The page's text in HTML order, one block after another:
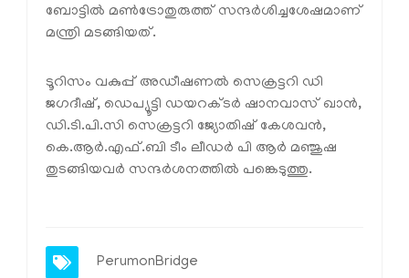
ബോട്ടില്‍ മണ്‍ട്രോതുരുത്ത് സന്ദര്‍ശിച്ചശേഷമാണ്
മന്ത്രി മടങ്ങിയത്.
ടൂറിസം വകുപ്പ് അഡീഷണല്‍ സെക്രട്ടറി ഡി
ജഗദീഷ്, ഡെപ്യൂട്ടി ഡയറക്ടര്‍ ഷാനവാസ് ഖാന്‍,
ഡി.ടി.പി.സി സെക്രട്ടറി ജ്യോതിഷ് കേശവന്‍,
കെ.ആര്‍.എഫ്.ബി ടീം ലീഡര്‍ പി ആര്‍ മഞ്ജുഷ
തുടങ്ങിയവര്‍ സന്ദര്‍ശനത്തില്‍ പങ്കെടുത്തു.
PerumonBridge